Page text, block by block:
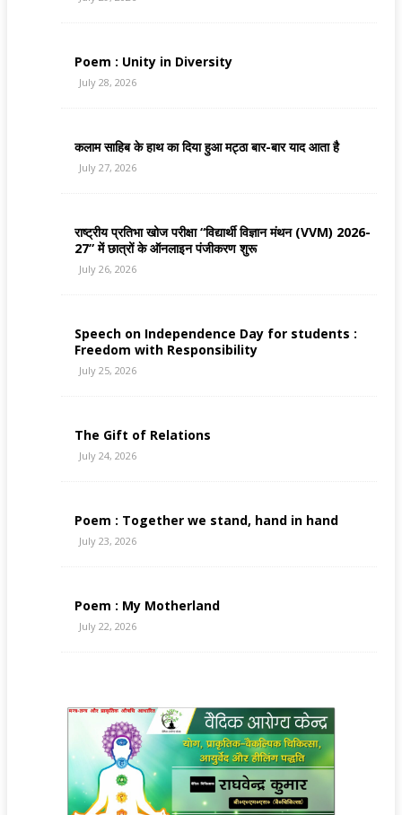
Poem : Unity in Diversity
July 28, 2026
कलाम साहिब के हाथ का दिया हुआ मट्ठा बार-बार याद आता है
July 27, 2026
राष्ट्रीय प्रतिभा खोज परीक्षा “विद्यार्थी विज्ञान मंथन (VVM) 2026-
27” में छात्रों के ऑनलाइन पंजीकरण शुरू
July 26, 2026
Speech on Independence Day for students :
Freedom with Responsibility
July 25, 2026
The Gift of Relations
July 24, 2026
Poem : Together we stand, hand in hand
July 23, 2026
Poem : My Motherland
July 22, 2026